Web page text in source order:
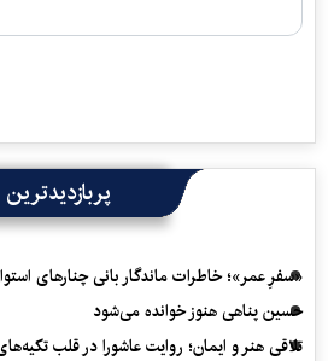
پربازدیدترین
«سفرِ عمر»؛ خاطرات ماندگار بانی چنارهای
حسین پناهی هنوز خوانده می‌شود
تلاقی هنر و ایمان؛ روایت عاشورا در قلب